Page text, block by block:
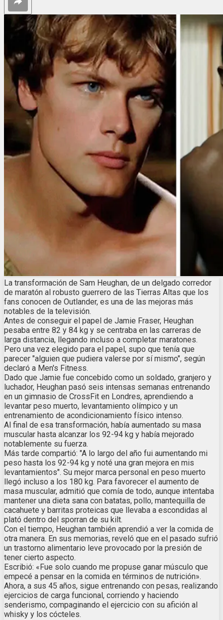
La transformación de Sam Heughan, de un delgado corredor
de maratón al robusto guerrero de las Tierras Altas que los
fans conocen de Outlander, es una de las mejoras más
notables de la televisión.
Antes de conseguir el papel de Jamie Fraser, Heughan
pesaba entre 82 y 84 kg y se centraba en las carreras de
larga distancia, llegando incluso a completar maratones.
Pero una vez elegido para el papel, supo que tenía que
parecer "alguien que pudiera valerse por sí mismo", según
declaró a Men's Fitness.
Dado que Jamie fue concebido como un soldado, granjero y
luchador, Heughan pasó seis intensas semanas entrenando
en un gimnasio de CrossFit en Londres, aprendiendo a
levantar peso muerto, levantamiento olímpico y un
entrenamiento de acondicionamiento físico intenso.
Al final de esa transformación, había aumentado su masa
muscular hasta alcanzar los 92-94 kg y había mejorado
notablemente su fuerza.
Más tarde compartió: "A lo largo del año fui aumentando mi
peso hasta los 92-94 kg y noté una gran mejora en mis
levantamientos". Su mejor marca personal en peso muerto
llegó incluso a los 180 kg. Para favorecer el aumento de
masa muscular, admitió que comía de todo, aunque intentaba
mantener una dieta sana con batatas, pollo, mantequilla de
cacahuete y barritas proteicas que llevaba a escondidas al
plató dentro del sporran de su kilt.
Con el tiempo, Heughan también aprendió a ver la comida de
otra manera. En sus memorias, reveló que en el pasado sufrió
un trastorno alimentario leve provocado por la presión de
tener cierto aspecto.
Escribió: «Fue solo cuando me propuse ganar músculo que
empecé a pensar en la comida en términos de nutrición».
Ahora, a sus 45 años, sigue entrenando con pesas, realizando
ejercicios de carga funcional, corriendo y haciendo
senderismo, compaginando el ejercicio con su afición al
whisky y los cócteles.